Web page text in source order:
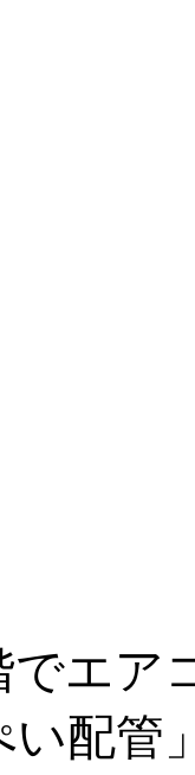
でエア
い配管